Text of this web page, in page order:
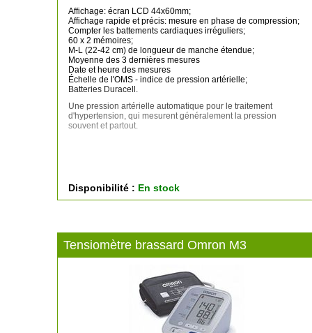
Affichage: écran LCD 44x60mm;
Affichage rapide et précis: mesure en phase de compression;
Compter les battements cardiaques irréguliers;
60 x 2 mémoires;
M-L (22-42 cm) de longueur de manche étendue;
Moyenne des 3 dernières mesures
Date et heure des mesures
Échelle de l'OMS - indice de pression artérielle;
Batteries Duracell.
Une pression artérielle automatique pour le traitement
d'hypertension, qui mesurent généralement la pression
souvent et partout.
Disponibilité : En stock
Tensiomètre brassard Omron M3